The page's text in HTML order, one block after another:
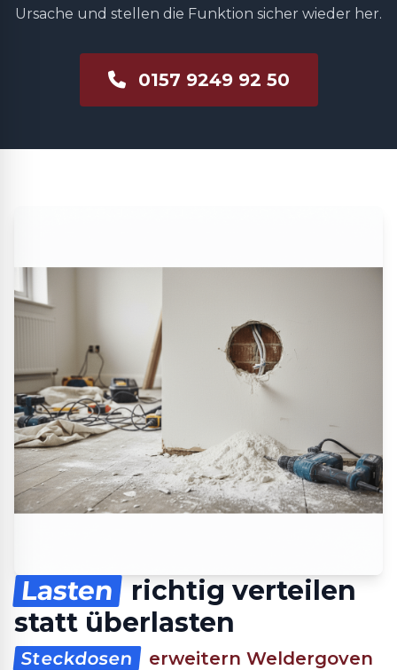
Ursache und stellen die Funktion sicher wieder her.
0157 9249 92 50
Lasten
richtig verteilen
statt überlasten
Steckdosen
erweitern Weldergoven